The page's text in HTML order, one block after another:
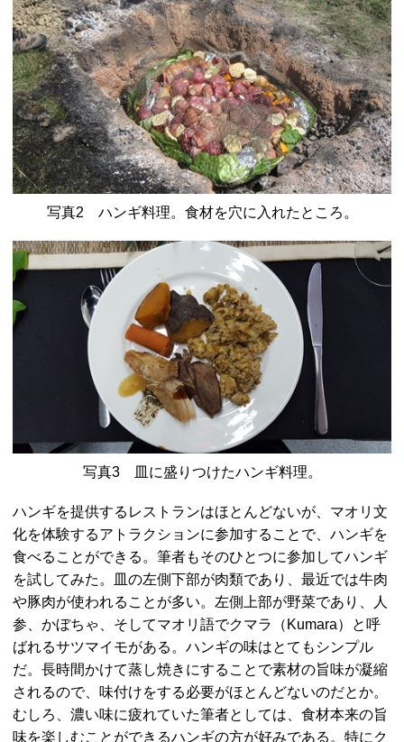
写真2 ハンギ料理。食材を穴に入れたところ。
写真3 皿に盛りつけたハンギ料理。
ハンギを提供するレストランはほとんどないが、マオリ文
化を体験するアトラクションに参加することで、ハンギを
食べることができる。筆者もそのひとつに参加してハンギ
を試してみた。皿の左側下部が肉類であり、最近では牛肉
や豚肉が使われることが多い。左側上部が野菜であり、人
参、かぼちゃ、そしてマオリ語でクマラ（Kumara）と呼
ばれるサツマイモがある。ハンギの味はとてもシンプル
だ。長時間かけて蒸し焼きにすることで素材の旨味が凝縮
されるので、味付けをする必要がほとんどないのだとか。
むしろ、濃い味に疲れていた筆者としては、食材本来の旨
味を楽しむことができるハンギの方が好みである。特にク